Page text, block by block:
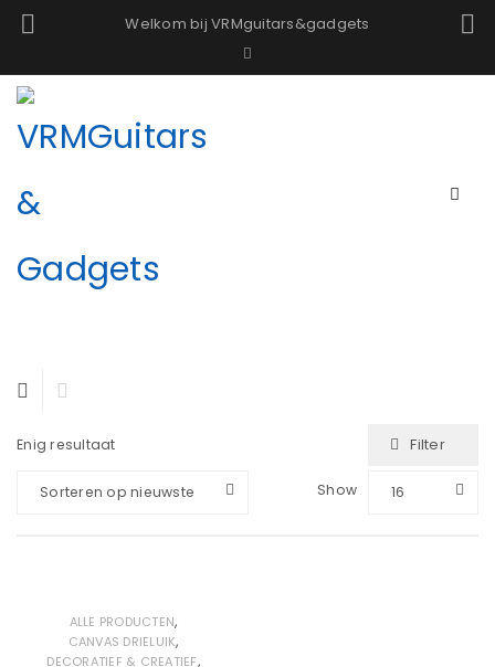
Welkom bij VRMguitars&gadgets
Enig resultaat Filter
Sorteren op nieuwste Show 16
ALLE PRODUCTEN,
CANVAS DRIELUIK,
DECORATIEF & CREATIEF,